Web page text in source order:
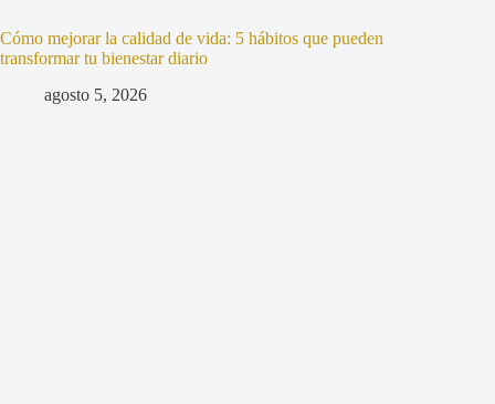
Cómo mejorar la calidad de vida: 5 hábitos que pueden
transformar tu bienestar diario
agosto 5, 2026